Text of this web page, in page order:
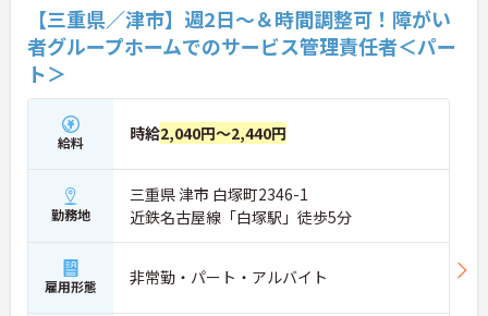
【三重県／津市】週2日～＆時間調整可！障がい
者グループホームでのサービス管理責任者＜パー
ト＞
給料 時給2,040円～2,440円
勤務地
三重県 津市 白塚町2346-1
近鉄名古屋線「白塚駅」徒歩5分
雇用形態 非常勤・パート・アルバイト